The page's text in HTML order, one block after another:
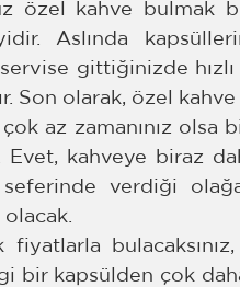
özel kahve bulmak
Aslında
gittiğinizde hızlı
Son olarak, özel
az zamanınız
kahveye biraz
verdiği
olacak.
bir kapsülden çok